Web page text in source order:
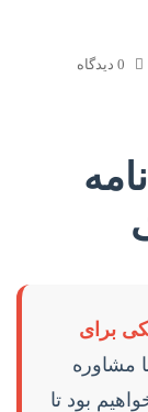
0 دیدگاه
برای
مشاوره
بود تا